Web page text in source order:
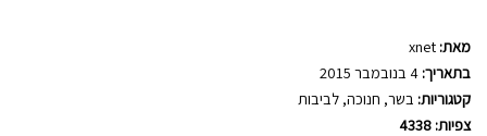
מאת: xnet
בתאריך:
קטגוריות: בשר, חנוכה, לביבות
צפיות: 4338